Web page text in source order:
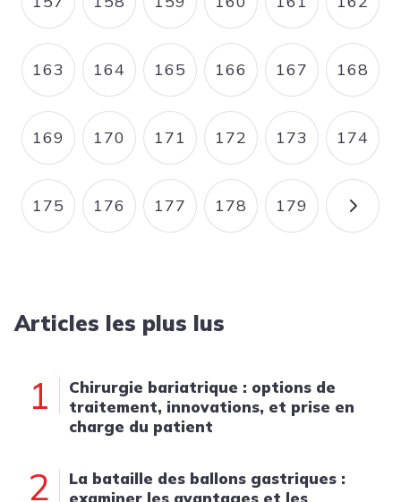
PAGE PAGE PAGE PAGE PAGE PAGE
PAGE
163 PAGE
164 PAGE
165 PAGE
166 PAGE
167 PAGE
168
PAGE
169 PAGE
170 PAGE
171 PAGE
172 PAGE
173 PAGE
174
PAGE
175 PAGE
176 PAGE
177 PAGE
178 PAGE
179
Articles les plus lus
1
Chirurgie bariatrique : options de
traitement, innovations, et prise en
charge du patient
2
La bataille des ballons gastriques :
examiner les avantages et les